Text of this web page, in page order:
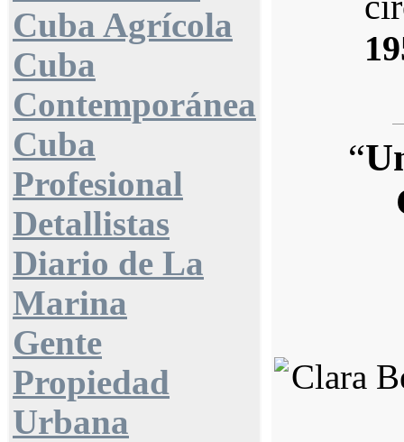
Cuba Agrícola
Cuba
Contemporánea
Cuba
Profesional
Detallistas
Diario de La
Marina
Gente
Propiedad
Urbana
“